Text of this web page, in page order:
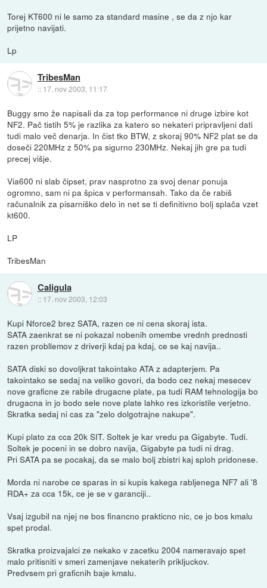
Torej KT600 ni le samo za standard masine , se da z njo kar
prijetno navijati.
Lp
TribesMan
:: 17. nov 2003, 11:17
Buggy smo že napisali da za top performance ni druge izbire kot
NF2. Pač tistih 5% je razlika za katero so nekateri pripravljeni dati
tudi malo več denarja. In čist tko BTW, z skoraj 90% NF2 plat se da
doseči 220MHz z 50% pa sigurno 230MHz. Nekaj jih gre pa tudi
precej višje.
Via600 ni slab čipset, prav nasprotno za svoj denar ponuja
ogromno, sam ni pa špica v performansah. Tako da če rabiš
računalnik za pisarniško delo in net se ti definitivno bolj splača vzet
kt600.
LP
TribesMan
Caligula
:: 17. nov 2003, 12:03
Kupi Nforce2 brez SATA, razen ce ni cena skoraj ista.
SATA zaenkrat se ni pokazal nobenih omembe vrednh prednosti
razen probllemov z driverji kdaj pa kdaj, ce se kaj navija..
SATA diski so dovoljkrat takointako ATA z adapterjem. Pa
takointako se sedaj na veliko govori, da bodo cez nekaj mesecev
nove graficne ze rabile drugacne plate, pa tudi RAM tehnologija bo
drugacna in jo bodo sele nove plate lahko res izkoristile verjetno.
Skratka sedaj ni cas za "zelo dolgotrajne nakupe".
Kupi plato za cca 20k SIT. Soltek je kar vredu pa Gigabyte. Tudi.
Soltek je poceni in se dobro navija, Gigabyte pa tudi ni drag.
Pri SATA pa se pocakaj, da se malo bolj zbistri kaj sploh pridonese.
Morda ni narobe ce sparas in si kupis kakega rabljenega NF7 ali '8
RDA+ za cca 15k, ce je se v garanciji..
Vsaj izgubil na njej ne bos financno prakticno nic, ce jo bos kmalu
spet prodal.
Skratka proizvajalci ze nekako v zacetku 2004 nameravajo spet
malo pritisniti v smeri zamenjave nekaterih prikljuckov.
Predvsem pri graficnih baje kmalu.